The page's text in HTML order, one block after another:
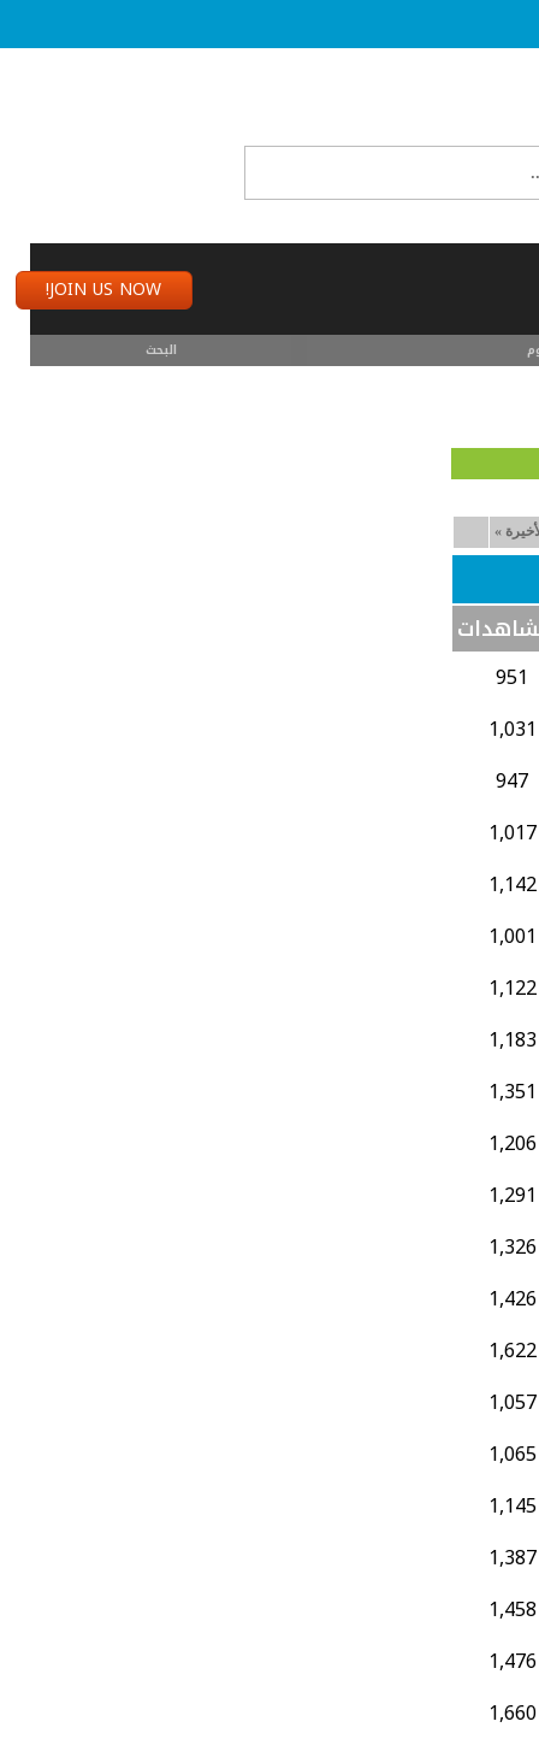
JOIN US NOW!
البحث
»
951
1,031
947
1,017
1,142
1,001
1,122
1,183
1,351
1,206
1,291
1,326
1,426
1,622
1,057
1,065
1,145
1,387
1,458
1,476
1,660